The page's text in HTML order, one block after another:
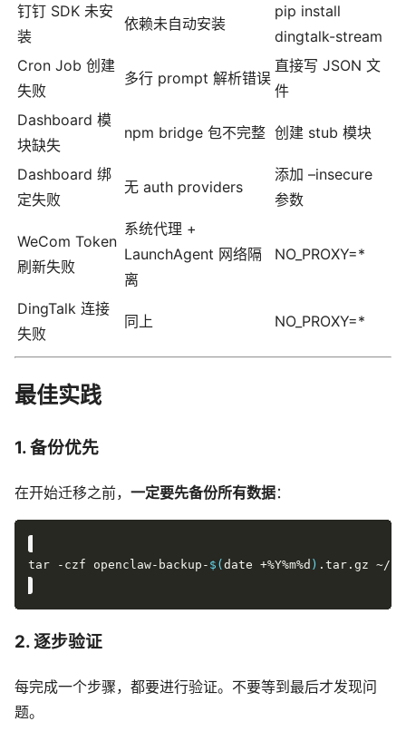
钉钉 SDK 未安
装
依赖未自动安装
pip install
dingtalk-stream
Cron Job 创建
失败
多行 prompt 解析错误
直接写 JSON 文
件
Dashboard 模
块缺失
npm bridge 包不完整 创建 stub 模块
Dashboard 绑
定失败
无 auth providers
添加 –insecure
参数
WeCom Token
刷新失败
系统代理 +
LaunchAgent 网络隔
离
NO_PROXY=*
DingTalk 连接
失败
同上 NO_PROXY=*
最佳实践
1. 备份优先
在开始迁移之前， 一定要先备份所有数据：
tar -czf openclaw-backup- $( date +%Y%m%d )
2. 逐步验证
每完成一个步骤，都要进行验证。不要等到最后才发现问
题。